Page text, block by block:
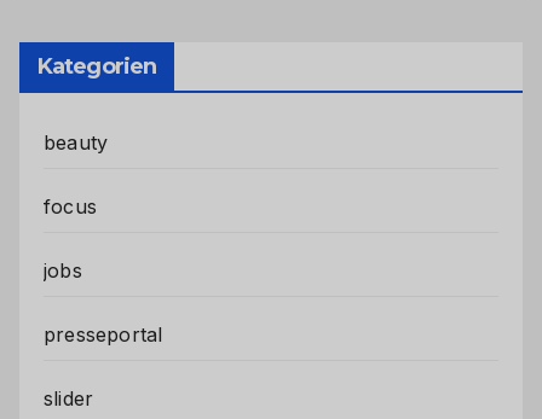
Kategorien
beauty
focus
jobs
presseportal
slider